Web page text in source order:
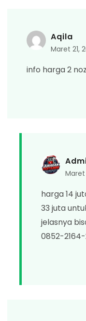
Aqila
Maret 21,
info harga 2
Maret
harga 14
33 juta
jelasnya
0852-